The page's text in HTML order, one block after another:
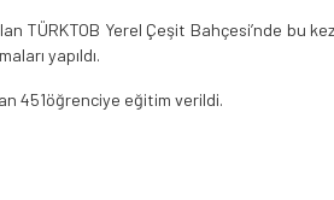
TÜRKTOB Yerel Çeşit Bahçesi’nde bu
yapıldı.
451öğrenciye eğitim verildi.